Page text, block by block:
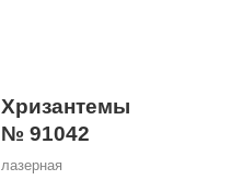
Хризантемы
№ 91042
лазерная